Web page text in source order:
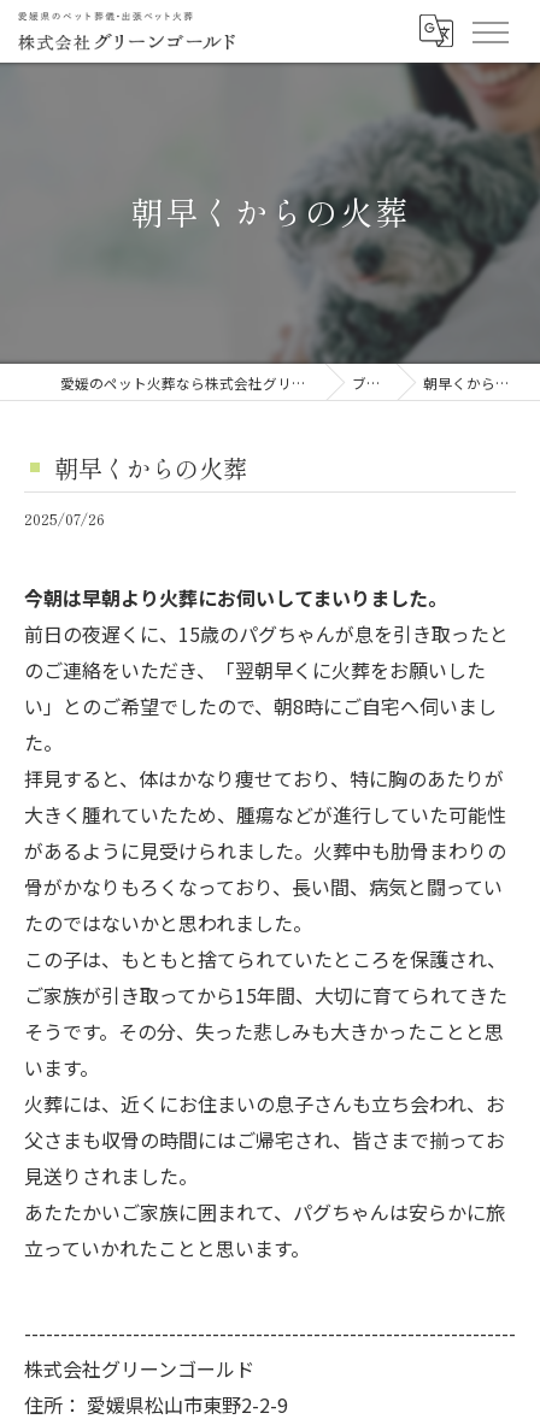
朝早くからの火葬
愛媛のペット火葬なら株式会社グリーンゴールド ブログ 朝早くからの火葬
朝早くからの火葬
2025/07/26
今朝は早朝より火葬にお伺いしてまいりました。
前日の夜遅くに、15歳のパグちゃんが息を引き取ったと
のご連絡をいただき、「翌朝早くに火葬をお願いした
い」とのご希望でしたので、朝8時にご自宅へ伺いまし
た。
拝見すると、体はかなり痩せており、特に胸のあたりが
大きく腫れていたため、腫瘍などが進行していた可能性
があるように見受けられました。火葬中も肋骨まわりの
骨がかなりもろくなっており、長い間、病気と闘ってい
たのではないかと思われました。
この子は、もともと捨てられていたところを保護され、
ご家族が引き取ってから15年間、大切に育てられてきた
そうです。その分、失った悲しみも大きかったことと思
います。
火葬には、近くにお住まいの息子さんも立ち会われ、お
父さまも収骨の時間にはご帰宅され、皆さまで揃ってお
見送りされました。
あたたかいご家族に囲まれて、パグちゃんは安らかに旅
立っていかれたことと思います。
--------------------------------------------------------------------
株式会社グリーンゴールド
住所： 愛媛県松山市東野2-2-9